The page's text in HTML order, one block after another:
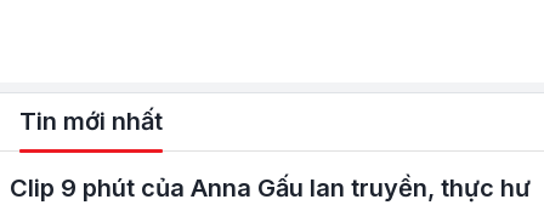
Tin mới nhất
Clip 9 phút của Anna Gấu lan truyền, thực hư